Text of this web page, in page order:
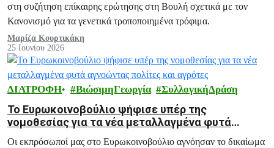
στη συζήτηση επίκαιρης ερώτησης στη Βουλή σχετικά με τον
Κανονισμό για τα γενετικά τροποποιημένα τρόφιμα.
Μαρίζα Κουρτικάκη
25 Ιουνίου 2026
ΔΙΑΤΡΟΦΗ ΒιώσιμηΓεωργία ΣυλλογικήΔράση
Το Ευρωκοινοβούλιο ψήφισε υπέρ της
νομοθεσίας για τα νέα μεταλλαγμένα φυτά
αγνοώντας πολίτες και αγρότες
Οι εκπρόσωποί μας στο Ευρωκοινοβούλιο αγνόησαν το δικαίωμα